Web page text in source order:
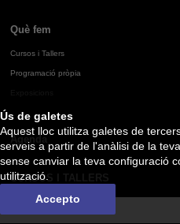
Ús de galetes
Aquest lloc utilitza galetes de
serveis a partir de l'anàlisi de la
sense canviar la teva configuració
utilització.
Accepto
Què fem
Cursos i Tallers
Programació pròpia
Agenda
CURSOS I TALLERS